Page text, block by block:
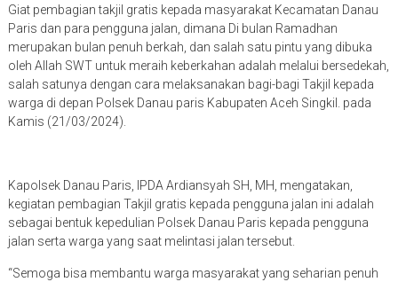
Giat pembagian takjil gratis kepada masyarakat Kecamatan Danau
Paris dan para pengguna jalan, dimana Di bulan Ramadhan
merupakan bulan penuh berkah, dan salah satu pintu yang dibuka
oleh Allah SWT untuk meraih keberkahan adalah melalui bersedekah,
salah satunya dengan cara melaksanakan bagi-bagi Takjil kepada
warga di depan Polsek Danau paris Kabupaten Aceh Singkil. pada
Kamis (21/03/2024).
Kapolsek Danau Paris, IPDA Ardiansyah SH, MH, mengatakan,
kegiatan pembagian Takjil gratis kepada pengguna jalan ini adalah
sebagai bentuk kepedulian Polsek Danau Paris kepada pengguna
jalan serta warga yang saat melintasi jalan tersebut.
“Semoga bisa membantu warga masyarakat yang seharian penuh